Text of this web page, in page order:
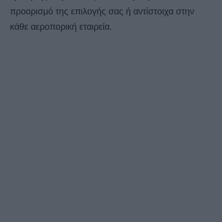
προορισμό της επιλογής σας ή αντίστοιχα στην
κάθε αεροπορική εταιρεία.